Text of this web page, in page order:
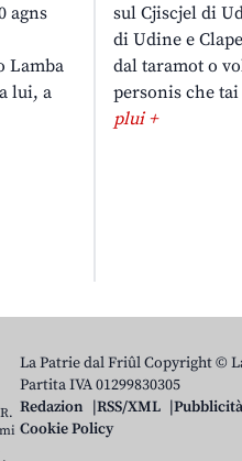
agns
Lamba
lui, a
sul Cjiscjel di
di Udine e
dal taramot o
personis che
plui +
La Patrie dal Friûl Copyright ©
Partita IVA 01299830305
Redazion
RSS/XML Pubblicità
Cookie Policy